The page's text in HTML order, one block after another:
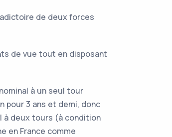
de deux forces
de vue tout en disposant
à un seul tour
pour 3 ans et demi, donc
à deux tours (à condition
en France comme